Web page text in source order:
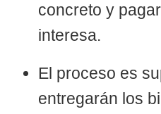
concreto y
interesa.
El proceso es
entregarán los